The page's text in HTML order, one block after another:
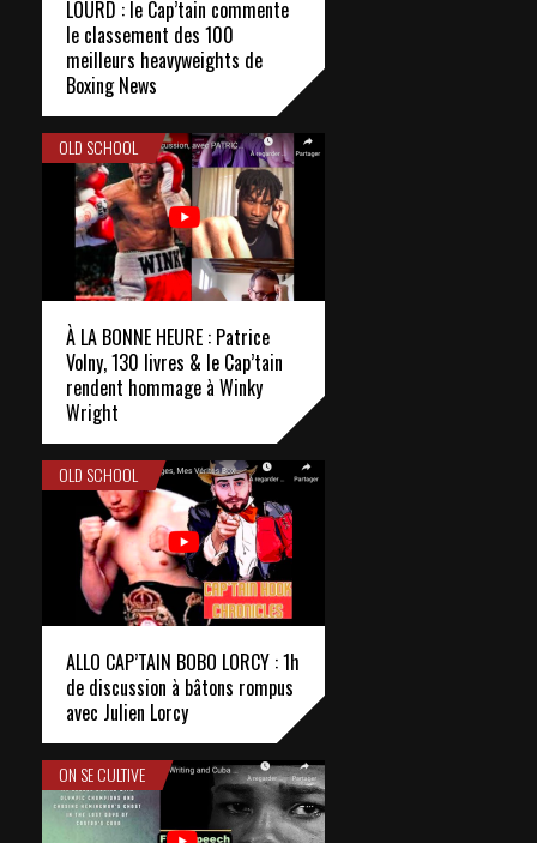
LOURD : le Cap’tain commente
le classement des 100
meilleurs heavyweights de
Boxing News
OLD SCHOOL
À LA BONNE HEURE : Patrice
Volny, 130 livres & le Cap’tain
rendent hommage à Winky
Wright
OLD SCHOOL
ALLO CAP’TAIN BOBO LORCY : 1h
de discussion à bâtons rompus
avec Julien Lorcy
ON SE CULTIVE